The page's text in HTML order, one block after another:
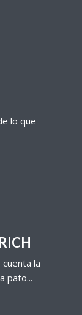
lo que
la
pato...